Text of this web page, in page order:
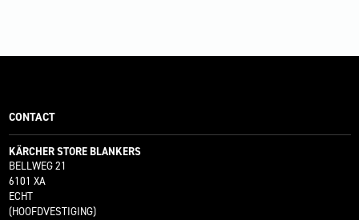
CONTACT
KÄRCHER STORE BLANKERS
BELLWEG 21
6101 XA
ECHT
(HOOFDVESTIGING)